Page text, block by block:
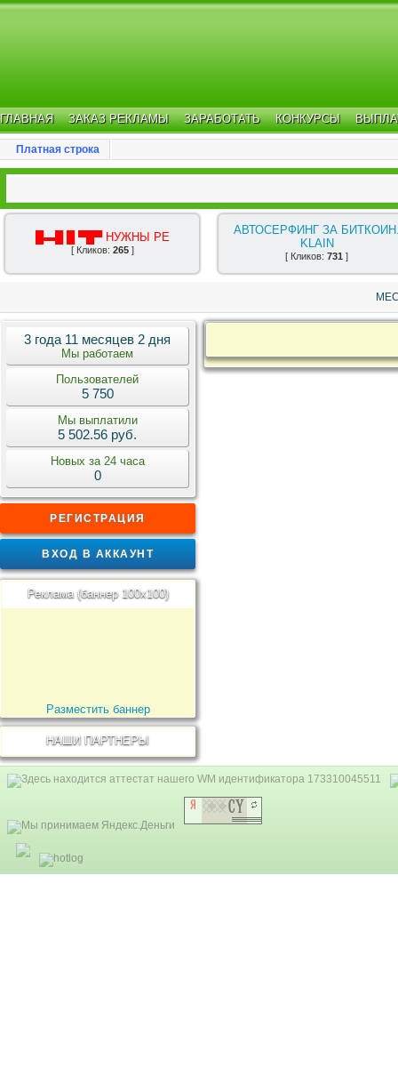
ГЛАВНАЯ ЗАКАЗ РЕКЛАМЫ ЗАРАБОТАТЬ КОНКУРСЫ
Платная строка
█▬█ █ ▀█▀ НУЖНЫ РЕ
[ Кликов: 265]
АВТОСЕРФИНГ ЗА
KLAIN
[ Кликов: 731 ]
3 года 11 месяцев 2 дня
Мы работаем
Пользователей
5 750
Мы выплатили
5 502.56 руб.
Новых за 24 часа
0
РЕГИСТРАЦИЯ
ВХОД В АККАУНТ
Реклама (баннер 100x100)
Разместить баннер
НАШИ ПАРТНЕРЫ